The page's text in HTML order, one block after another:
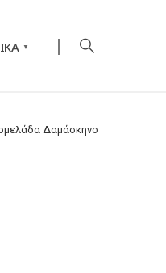
▼
Δαμάσκηνο